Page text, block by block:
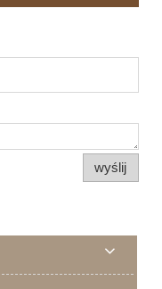
wyślij